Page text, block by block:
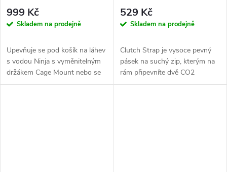
999 Kč
Skladem na prodejně
Upevňuje se pod košík na láhev
s vodou Ninja s vyměnitelným
držákem Cage Mount nebo se
používá samostatně s
529 Kč
Skladem na prodejně
Clutch Strap je vysoce pevný
pásek na suchý zip, kterým na
rám připevníte dvě CO2
bombičky, náhradní duši a